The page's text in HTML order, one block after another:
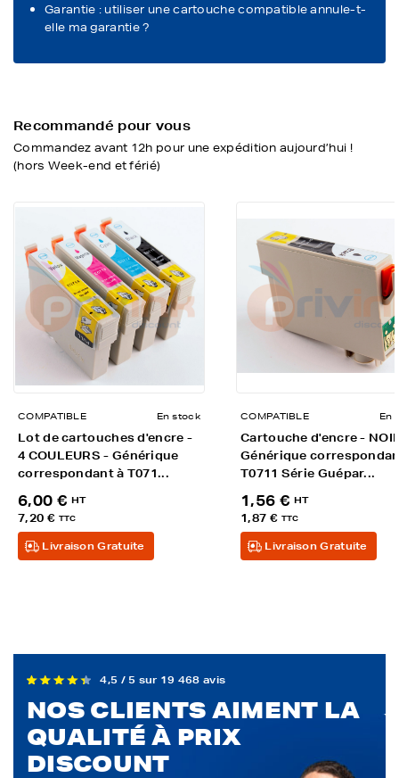
Garantie : utiliser une cartouche compatible annule-t-
elle ma garantie ?
Recommandé pour vous
Commandez avant 12h pour une expédition aujourd’hui !
(hors Week-end et férié)
COMPATIBLE En stock
Lot de cartouches d'encre -
4 COULEURS - Générique
correspondant à T071...
6,00 € HT
7,20 € TTC
Livraison Gratuite
COMPATIBLE En
Cartouche d'encre -
Générique
T0711 Série Guépar...
1,56 € HT
1,87 € TTC
Livraison Gratuite
4,5 / 5 sur 19 468 avis
NOS CLIENTS AIMENT LA
QUALITÉ À PRIX
DISCOUNT